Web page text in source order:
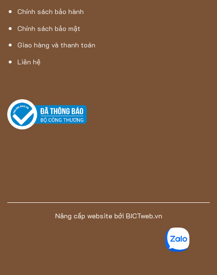
Chính sách bảo hành
Chính sách bảo mật
Giao hàng và thanh toán
Liên hệ
Nâng cấp website bởi BICTweb.vn